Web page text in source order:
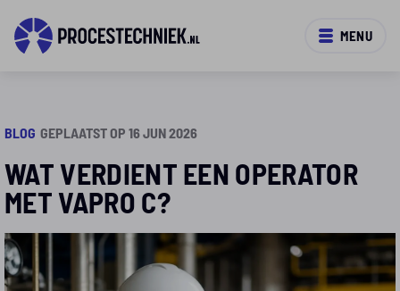
MENU
BLOG GEPLAATST OP 16 JUN 2026
WAT VERDIENT EEN OPERATOR
MET VAPRO C?